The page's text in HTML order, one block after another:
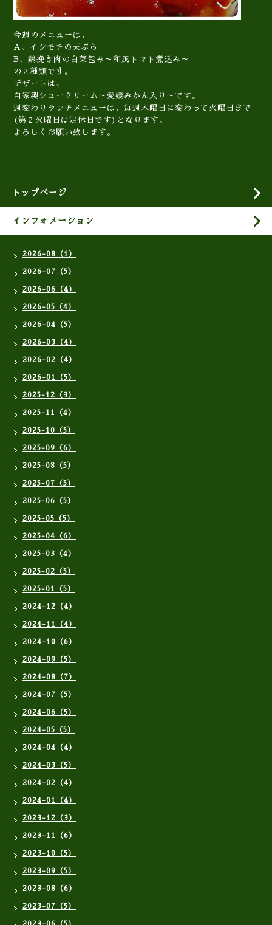
今週のメニューは、
A、イシモチの天ぷら
B、鶏挽き肉の白菜包み～和風トマト煮込み～
の２種類です。
デザートは、
自家製シュークリーム～愛媛みかん入り～です。
週変わりランチメニューは、毎週木曜日に変わって火曜日まで
(第２火曜日は定休日です)となります。
よろしくお願い致します。
トップページ
インフォメーション
2026-08（1）
2026-07（5）
2026-06（4）
2026-05（4）
2026-04（5）
2026-03（4）
2026-02（4）
2026-01（5）
2025-12（3）
2025-11（4）
2025-10（5）
2025-09（6）
2025-08（5）
2025-07（5）
2025-06（5）
2025-05（5）
2025-04（6）
2025-03（4）
2025-02（5）
2025-01（5）
2024-12（4）
2024-11（4）
2024-10（6）
2024-09（5）
2024-08（7）
2024-07（5）
2024-06（5）
2024-05（5）
2024-04（4）
2024-03（5）
2024-02（4）
2024-01（4）
2023-12（3）
2023-11（6）
2023-10（5）
2023-09（5）
2023-08（6）
2023-07（5）